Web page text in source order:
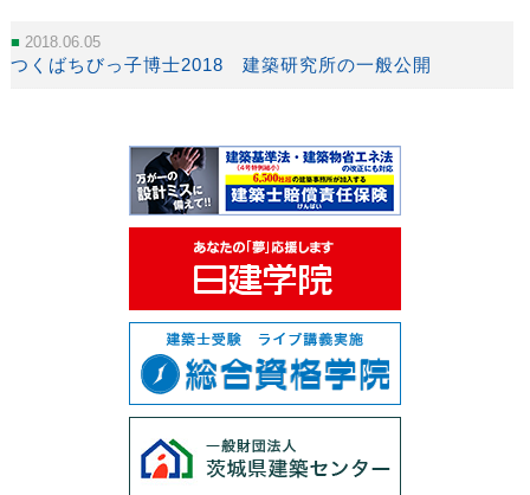
2018.06.05
つくばちびっ子博士2018 建築研究所の一般公開